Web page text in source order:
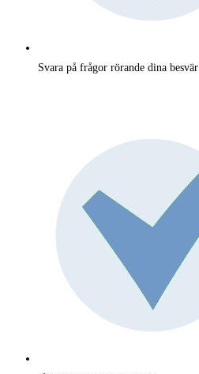
Svara på frågor rörande dina besvär